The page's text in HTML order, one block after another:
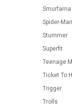
Smurfarna
Spider-Man
Stummer
Superfit
Teenage
Ticket To
Trigger
Trolls